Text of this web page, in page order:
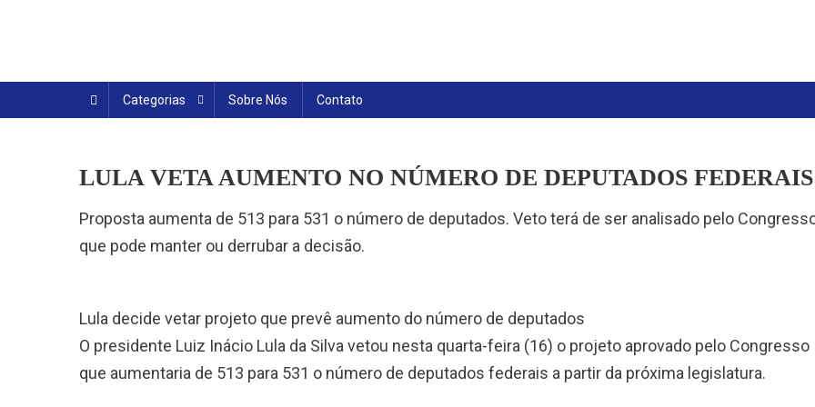
Categorias Sobre Nós Contato
LULA VETA AUMENTO NO NÚMERO DE DEPUTADOS FEDERAIS
Proposta aumenta de 513 para 531 o número de deputados. Veto terá de ser analisado pelo
que pode manter ou derrubar a decisão.
Lula decide vetar projeto que prevê aumento do número de deputados
O presidente Luiz Inácio Lula da Silva vetou nesta quarta-feira (16) o projeto aprovado pelo Congresso
que aumentaria de 513 para 531 o número de deputados federais a partir da próxima legislatura.